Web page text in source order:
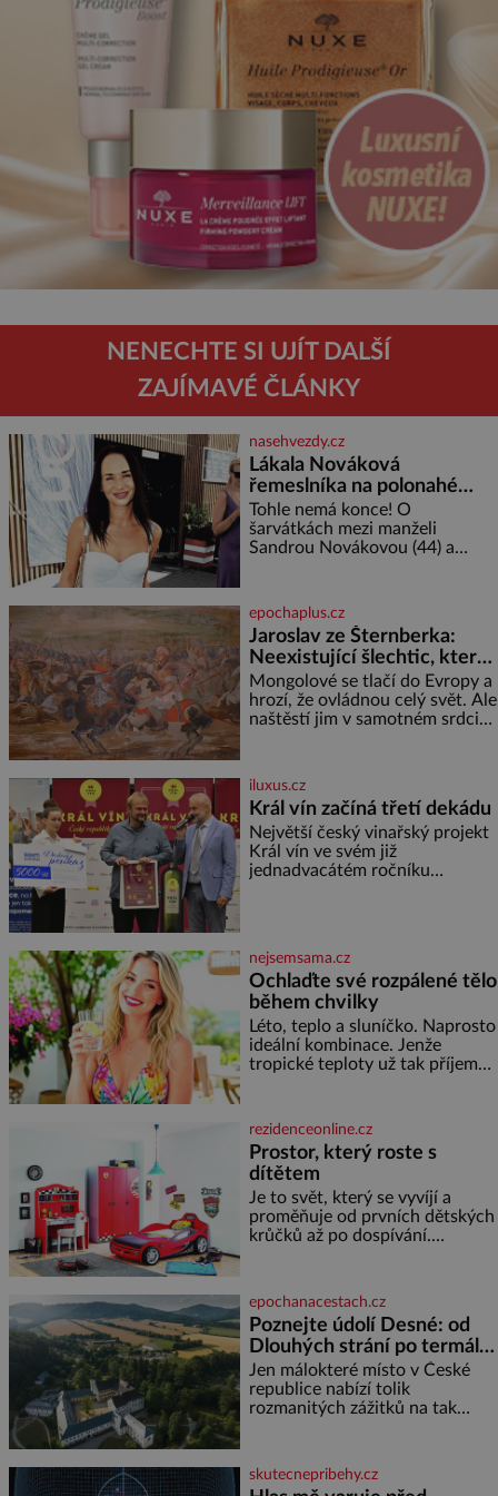
NENECHTE SI UJÍT DALŠÍ
ZAJÍMAVÉ ČLÁNKY
nasehvezdy.cz
Lákala Nováková
řemeslníka na polonahé
tělo!
Tohle nemá konce! O
šarvátkách mezi manželi
Sandrou Novákovou (44) a
by doufal, že horká zem u
herečky ze seriálu Ulice a
režiséra vychladne,
epochaplus.cz
Jaroslav ze Šternberka:
Neexistující šlechtic, který
z Moravy vyžene Mongoly
Mongolové se tlačí do Evropy a
hrozí, že ovládnou celý svět. Ale
naštěstí jim v samotném srdci
dobyvatelské hordy zastavit. Co
nedokáže žádná z asijských říší,
co nedokážou Němci – to
dokáže český král. Nebo že by
ne? Mongolové od roku 1223
postupují podél Kaspického a
iluxus.cz
Král vín začíná třetí dekádu
Největší český vinařský projekt
Král vín ve svém již
jednadvacátém ročníku
nejsemsama.cz
Ochlaďte své rozpálené tělo
během chvilky
Léto, teplo a sluníčko. Naprosto
ideální kombinace. Jenže
tropické teploty už tak příjemné
dyž se nám tropy zaryjí pod
kůži, hledáme úlevu v bazénu
nebo pomocí klimatizace. Jenže
ne vždycky můžeme být v jejich
blízkosti. Nemusíte však zoufat.
Pokud budete mít promyšlený
jídelníček, žadné pařáky si na
rezidenceonline.cz
Prostor, který roste s
dítětem
Je to svět, který se vyvíjí a
proměňuje od prvních dětských
krůčků až po dospívání.
soustředění i odpočinek a
reaguje na každou etapu života
a specifické potřeby dítěte. Pro
nejmenší je klíčová
jednoduchost, měkkost a
bezpečí, proto by pokoj
miminka měl působit především
epochanacestach.cz
Poznejte údolí Desné: od
Dlouhých strání po termální
prameny
Jen málokteré místo v České
republice nabízí tolik
rozmanitých zážitků na tak
jediného dne můžete
nahlédnout do útrob jedné z
skutecnepribehy.cz